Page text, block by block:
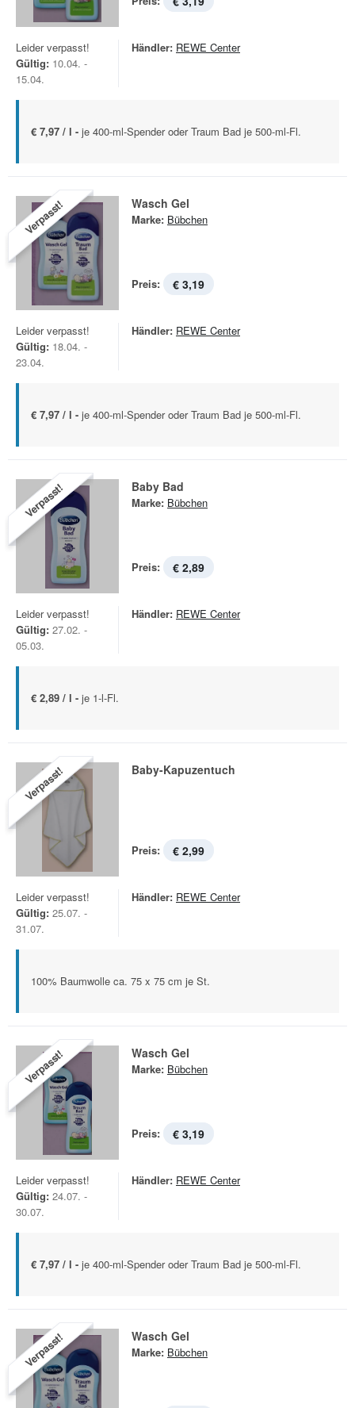
Leider verpasst!
Gültig: 10.04. -
15.04.
Händler: REWE Center
€ 7,97 / l - je 400-ml-Spender oder Traum Bad je 500-ml-Fl.
Verpasst! Wasch Gel
Marke: Bübchen
Preis: € 3,19
Leider verpasst!
Gültig: 18.04. -
23.04.
Händler: REWE Center
€ 7,97 / l - je 400-ml-Spender oder Traum Bad je 500-ml-Fl.
Verpasst! Baby Bad
Marke: Bübchen
Preis: € 2,89
Leider verpasst!
Gültig: 27.02. -
05.03.
Händler: REWE Center
€ 2,89 / l - je 1-l-Fl.
Verpasst! Baby-Kapuzentuch
Preis: € 2,99
Leider verpasst!
Gültig: 25.07. -
31.07.
Händler: REWE Center
100% Baumwolle ca. 75 x 75 cm je St.
Verpasst! Wasch Gel
Marke: Bübchen
Preis: € 3,19
Leider verpasst!
Gültig: 24.07. -
30.07.
Händler: REWE Center
€ 7,97 / l - je 400-ml-Spender oder Traum Bad je 500-ml-Fl.
Verpasst! Wasch Gel
Marke: Bübchen